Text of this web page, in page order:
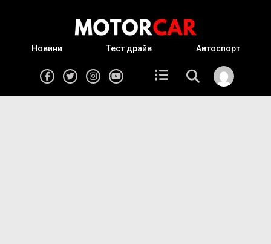
Новини Тест драйв Автоспорт